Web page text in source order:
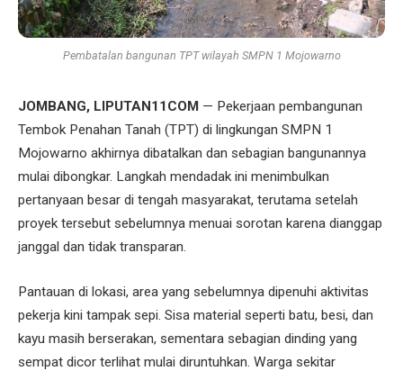
Pembatalan bangunan TPT wilayah SMPN 1 Mojowarno
JOMBANG, LIPUTAN11COM — Pekerjaan pembangunan
Tembok Penahan Tanah (TPT) di lingkungan SMPN 1
Mojowarno akhirnya dibatalkan dan sebagian bangunannya
mulai dibongkar. Langkah mendadak ini menimbulkan
pertanyaan besar di tengah masyarakat, terutama setelah
proyek tersebut sebelumnya menuai sorotan karena dianggap
janggal dan tidak transparan.
Pantauan di lokasi, area yang sebelumnya dipenuhi aktivitas
pekerja kini tampak sepi. Sisa material seperti batu, besi, dan
kayu masih berserakan, sementara sebagian dinding yang
sempat dicor terlihat mulai diruntuhkan. Warga sekitar